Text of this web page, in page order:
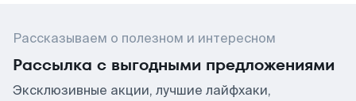
Рассказываем о полезном и интересном
Рассылка с выгодными предложениями
Эксклюзивные акции, лучшие лайфхаки,